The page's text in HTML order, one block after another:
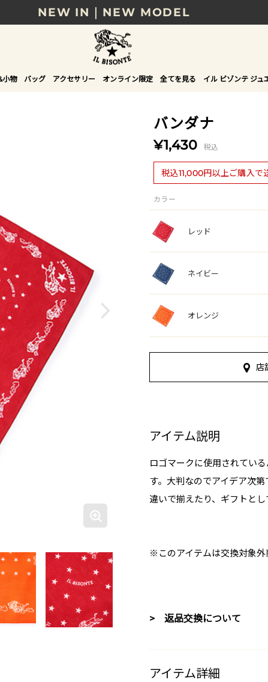
NEW IN｜NEW MODEL
月)10時まで｜税込11,000円以上で送料無料
手やシーンから選べる、新しいギフトガイド
NEW IN｜COLOR LEATHER
小物 バッグ アクセサリー オンライン限定 全てを見る イル ビゾンテ ジュ
バンダナ
¥1,430 税込
税込11,000円以上ご購入
カラー
レッド
ネイビー
オレンジ
店
アイテム説明
ロゴマークに使用されてい
す。大判なのでアイデア次
違いで揃えたり、ギフトとし
※このアイテムは交換対象外
> 返品交換について
アイテム詳細